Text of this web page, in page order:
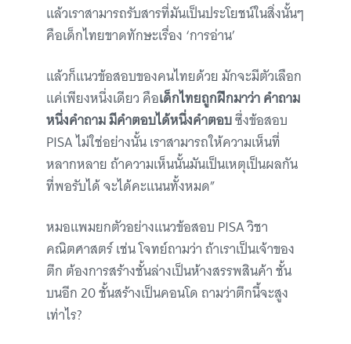
แล้วเราสามารถรับสารที่มันเป็นประโยชน์ในสิ่งนั้นๆ
คือเด็กไทยขาดทักษะเรื่อง ‘การอ่าน’
แล้วก็แนวข้อสอบของคนไทยด้วย มักจะมีตัวเลือก
แค่เพียงหนึ่งเดียว คือเด็กไทยถูกฝึกมาว่า คำถาม
หนึ่งคำถาม มีคำตอบได้หนึ่งคำตอบซึ่งข้อสอบ
PISA ไม่ใช่อย่างนั้น เราสามารถให้ความเห็นที่
หลากหลาย ถ้าความเห็นนั้นมันเป็นเหตุเป็นผลกัน
ที่พอรับได้ จะได้คะแนนทั้งหมด”
หมอแพมยกตัวอย่างแนวข้อสอบ PISA วิชา
คณิตศาสตร์ เช่น โจทย์ถามว่า ถ้าเราเป็นเจ้าของ
ตึก ต้องการสร้างชั้นล่างเป็นห้างสรรพสินค้า ชั้น
บนอีก 20 ชั้นสร้างเป็นคอนโด ถามว่าตึกนี้จะสูง
เท่าไร?